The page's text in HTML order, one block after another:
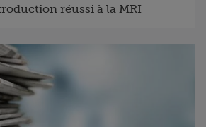
réussi à la MRI